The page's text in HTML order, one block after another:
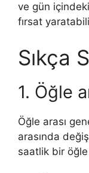
ve gün
fırsat
Sıkça
1. Öğle
Öğle arası
arasında
saatlik bir öğle